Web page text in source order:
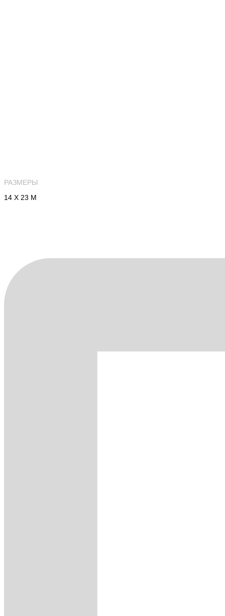
РАЗМЕРЫ
14 Х 23 М